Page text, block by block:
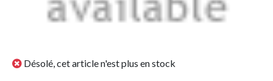
Désolé, cet article n'est plus en stock